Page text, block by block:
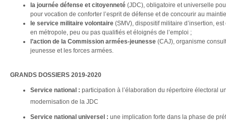
la journée défense et citoyenneté (JDC), obligatoire et universelle
pour vocation de conforter l’esprit de défense et de concourir au
le service militaire volontaire (SMV), dispositif militaire d’insertion,
en métropole, peu ou pas qualifiés et éloignés de l’emploi ;
l’action de la Commission armées-jeunesse (CAJ), organisme
jeunesse et les forces armées.
GRANDS DOSSIERS 2019-2020
Service national : participation à l’élaboration du répertoire électoral
modernisation de la JDC
Service national universel : une implication forte dans la phase de